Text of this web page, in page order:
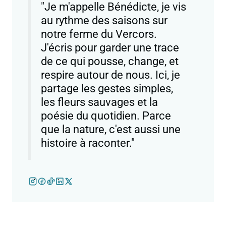
"Je m'appelle Bénédicte, je vis
au rythme des saisons sur
notre ferme du Vercors.
J'écris pour garder une trace
de ce qui pousse, change, et
respire autour de nous. Ici, je
partage les gestes simples,
les fleurs sauvages et la
poésie du quotidien. Parce
que la nature, c'est aussi une
histoire à raconter."